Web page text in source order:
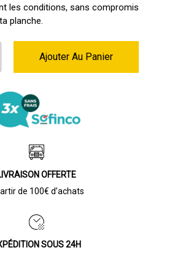
les conditions, sans compromis
planche.
Ajouter Au Panier
OFFERTE
de 100€ d’achats
SOUS 24H